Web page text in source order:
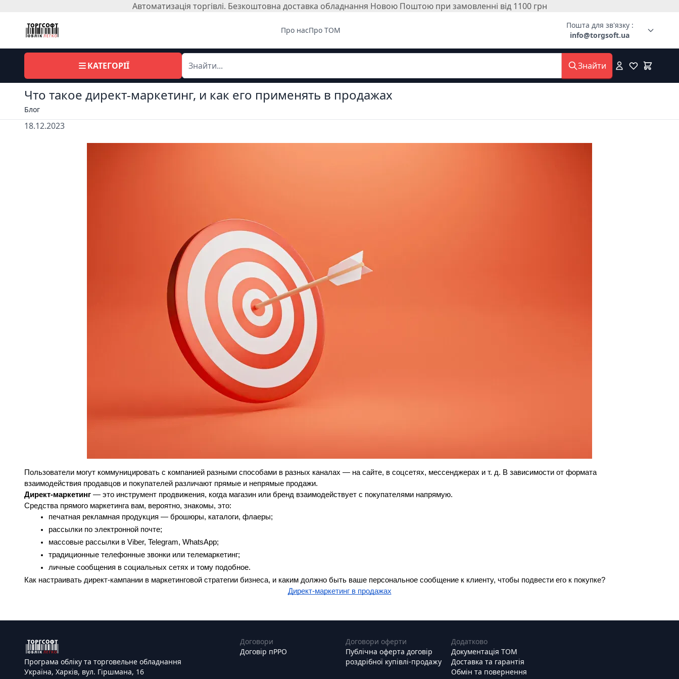
Автоматизація торгівлі. Безкоштовна доставка обладнання Новою Поштою при замовленні від 1100 грн
Про насПро ТОМ
Пошта для зв'язку :
info@torgsoft.ua
КАТЕГОРІЇ Знайти
Что такое директ-маркетинг, и как его применять в продажах
Блог
18.12.2023
Пользователи могут коммуницировать с компанией разными способами в разных каналах — на сайте, в соцсетях, мессенджерах и т. д. В зависимости от формата
взаимодействия продавцов и покупателей различают прямые и непрямые продажи.
Директ-маркетинг — это инструмент продвижения, когда магазин или бренд взаимодействует с покупателями напрямую.
Средства прямого маркетинга вам, вероятно, знакомы, это:
печатная рекламная продукция — брошюры, каталоги, флаеры;
рассылки по электронной почте;
массовые рассылки в Viber, Telegram, WhatsApp;
традиционные телефонные звонки или телемаркетинг;
личные сообщения в социальных сетях и тому подобное.
Как настраивать директ-кампании в маркетинговой стратегии бизнеса, и каким должно быть ваше персональное сообщение к клиенту, чтобы подвести его к покупке?
Директ-маркетинг в продажах
Програма обліку та торговельне обладнання
Україна, Харків, вул. Гіршмана, 16
Договори
Договір пРРО
Договори оферти
Публічна оферта договір
роздрібної купівлі-продажу
Додатково
Документація ТОМ
Доставка та гарантія
Обмін та повернення